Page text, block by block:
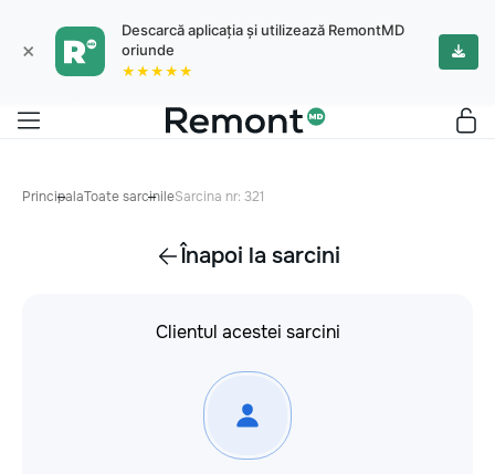
×
Descarcă aplicația și utilizează RemontMD
oriunde
★★★★★
PrincipalaToate sarcinileSarcina nr: 321
Înapoi la sarcini
Clientul acestei sarcini